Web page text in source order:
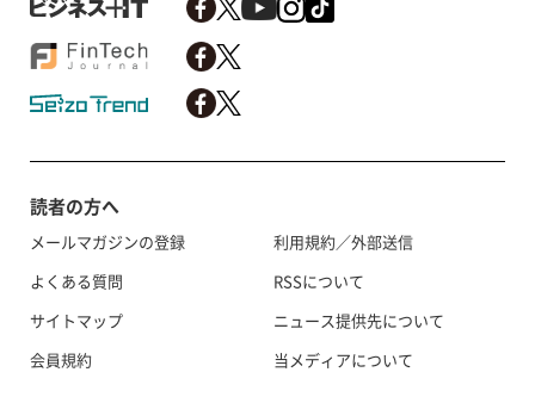
読者の方へ
メールマガジンの登録
よくある質問
サイトマップ
会員規約
利用規約／外部送信
RSSについて
ニュース提供先について
当メディアについて